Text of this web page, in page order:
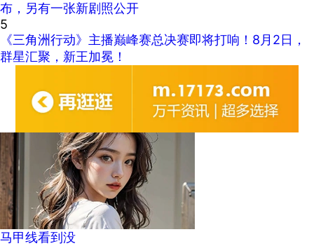
布，另有一张新剧照公开
5
《三角洲行动》主播巅峰赛总决赛即将打响！8月2日，
群星汇聚，新王加冕！
马甲线看到没